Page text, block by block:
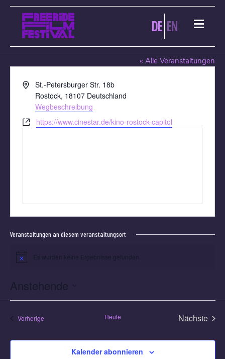
DE EN
CINESTAR ROSTOCK LÜTTEN-KLEIN
« Alle Veranstaltungen
AdresseSt.-Petersburger Str. 18b
Rostock, 18107 Deutschland
Wegbeschreibung
Webseitehttps://www.cinestar.de/kino-rostock-capitol
Veranstaltungen an diesem veranstaltungsort
HinweisEs wurden keine Ergebnisse gefunden.
Anstehende
Datum
VorherigeVeranstaltungen Heute
Nächste
Kalender abonnieren